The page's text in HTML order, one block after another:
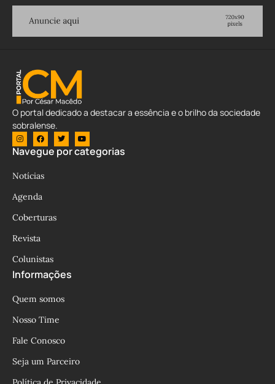
O portal dedicado a destacar a essência e o brilho da sociedade
sobralense.
Navegue por categorias
Notícias
Agenda
Coberturas
Revista
Colunistas
Informações
Quem somos
Nosso Time
Fale Conosco
Seja um Parceiro